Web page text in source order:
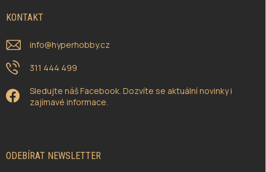
KONTAKT
info@hyperhobby.cz
311 444 499
Sledujte náš Facebook. Dozvíte se aktuální novinky i
zajímavé informace.
ODEBÍRAT NEWSLETTER